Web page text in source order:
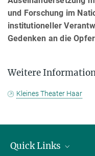
und Forschung im
institutioneller
Gedenken an die
Weitere
Kleines Theater Haar
Quick Links